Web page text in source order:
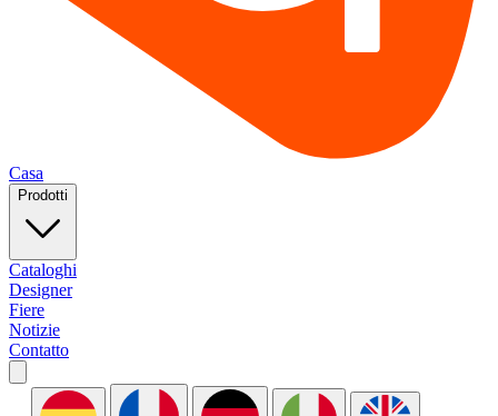
Casa
Prodotti
Cataloghi
Designer
Fiere
Notizie
Contatto